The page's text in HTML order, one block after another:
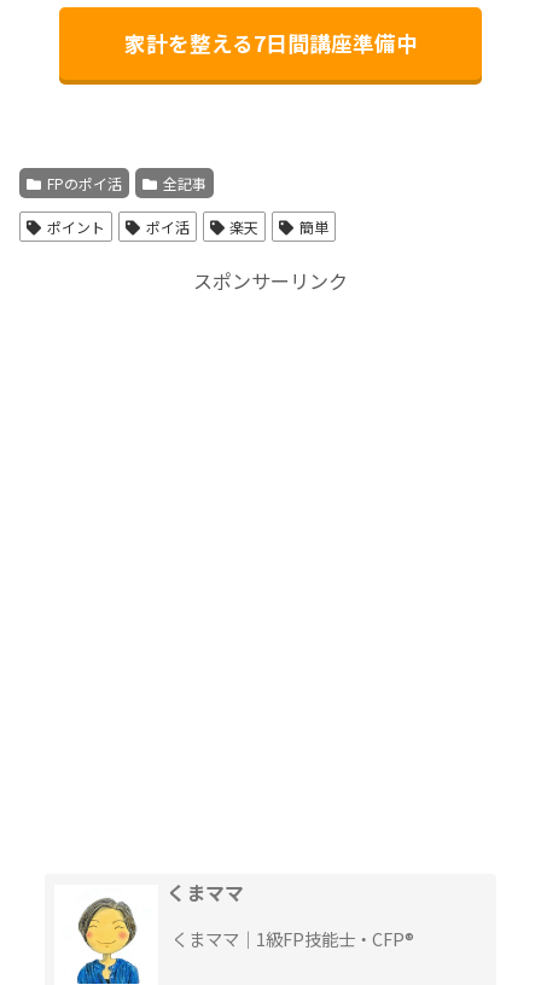
家計を整える7日間講座準備中
FPのポイ活 全記事
ポイント ポイ活 楽天 簡単
スポンサーリンク
くまママ
くまママ｜1級FP技能士・CFP®︎